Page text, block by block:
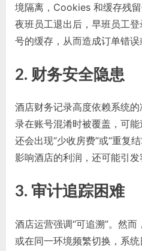
境隔离，Cookies 和缓存残
夜班员工退出后，早班员工
号的缓存，从而造成订单错误
2. 财务安全隐患
酒店财务记录高度依赖系统
录在账号混淆时被覆盖，可
还会出现“少收房费”或“重复
影响酒店的利润，还可能引发
3. 审计追踪困难
酒店运营强调“可追溯”。然
或在同一环境频繁切换，系